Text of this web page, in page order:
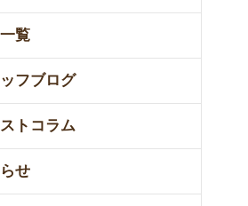
覧
フブログ
トコラム
せ